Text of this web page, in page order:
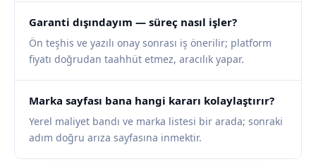
Garanti dışındayım — süreç nasıl işler?
Ön teşhis ve yazılı onay sonrası iş önerilir; platform
fiyatı doğrudan taahhüt etmez, aracılık yapar.
Marka sayfası bana hangi kararı kolaylaştırır?
Yerel maliyet bandı ve marka listesi bir arada; sonraki
adım doğru arıza sayfasına inmektir.